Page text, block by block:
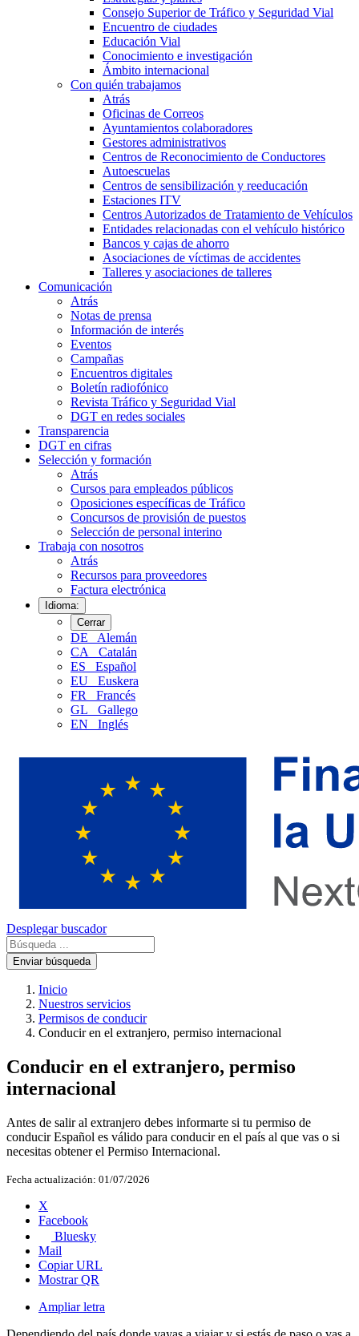
Consejo Superior de Tráfico y Seguridad Vial
Encuentro de ciudades
Educación Vial
Conocimiento e investigación
Ámbito internacional
Con quién trabajamos
Atrás
Oficinas de Correos
Ayuntamientos colaboradores
Gestores administrativos
Centros de Reconocimiento de Conductores
Autoescuelas
Centros de sensibilización y reeducación
Estaciones ITV
Centros Autorizados de Tratamiento de Vehículos
Entidades relacionadas con el vehículo histórico
Bancos y cajas de ahorro
Asociaciones de víctimas de accidentes
Talleres y asociaciones de talleres
Comunicación
Atrás
Notas de prensa
Información de interés
Eventos
Campañas
Encuentros digitales
Boletín radiofónico
Revista Tráfico y Seguridad Vial
DGT en redes sociales
Transparencia
DGT en cifras
Selección y formación
Atrás
Cursos para empleados públicos
Oposiciones específicas de Tráfico
Concursos de provisión de puestos
Selección de personal interino
Trabaja con nosotros
Atrás
Recursos para proveedores
Factura electrónica
Idioma:
Cerrar
DE
Alemán
CA
Catalán
ES
Español
EU
Euskera
FR
Francés
GL
Gallego
EN
Inglés
Desplegar buscador
Enviar búsqueda
Inicio
Nuestros servicios
Permisos de conducir
Conducir en el extranjero, permiso internacional
Conducir en el extranjero, permiso
internacional
Antes de salir al extranjero debes informarte si tu permiso de
conducir Español es válido para conducir en el país al que vas o si
necesitas obtener el Permiso Internacional.
Fecha actualización: 01/07/2026
X
Facebook
Bluesky
Mail
Copiar URL
Mostrar QR
Ampliar letra